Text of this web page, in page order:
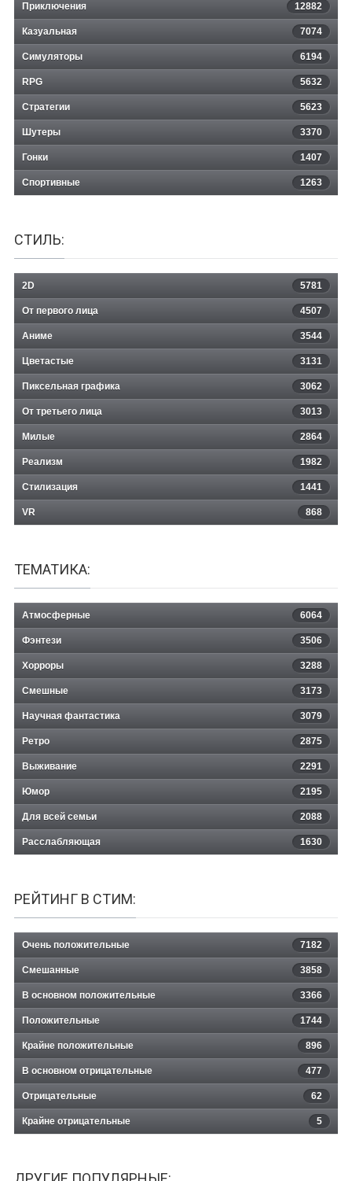
Приключения 12882
Казуальная 7074
Симуляторы 6194
RPG 5632
Стратегии 5623
Шутеры 3370
Гонки 1407
Спортивные 1263
СТИЛЬ:
2D 5781
От первого лица 4507
Аниме 3544
Цветастые 3131
Пиксельная графика 3062
От третьего лица 3013
Милые 2864
Реализм 1982
Стилизация 1441
VR 868
ТЕМАТИКА:
Атмосферные 6064
Фэнтези 3506
Хорроры 3288
Смешные 3173
Научная фантастика 3079
Ретро 2875
Выживание 2291
Юмор 2195
Для всей семьи 2088
Расслабляющая 1630
РЕЙТИНГ В СТИМ:
Очень положительные 7182
Смешанные 3858
В основном положительные 3366
Положительные 1744
Крайне положительные 896
В основном отрицательные 477
Отрицательные 62
Крайне отрицательные 5